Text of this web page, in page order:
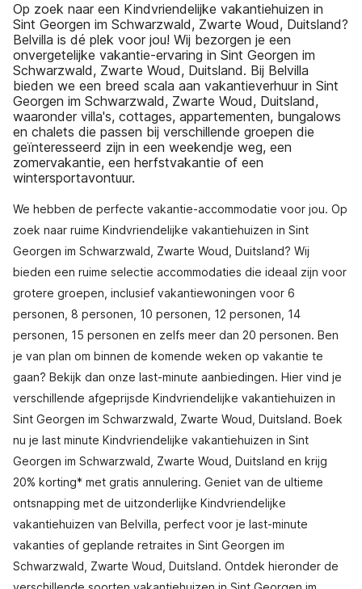
Op zoek naar een Kindvriendelijke vakantiehuizen in
Sint Georgen im Schwarzwald, Zwarte Woud, Duitsland?
Belvilla is dé plek voor jou! Wij bezorgen je een
onvergetelijke vakantie-ervaring in Sint Georgen im
Schwarzwald, Zwarte Woud, Duitsland. Bij Belvilla
bieden we een breed scala aan vakantieverhuur in Sint
Georgen im Schwarzwald, Zwarte Woud, Duitsland,
waaronder villa's, cottages, appartementen, bungalows
en chalets die passen bij verschillende groepen die
geïnteresseerd zijn in een weekendje weg, een
zomervakantie, een herfstvakantie of een
wintersportavontuur.
We hebben de perfecte vakantie-accommodatie voor jou. Op
zoek naar ruime Kindvriendelijke vakantiehuizen in Sint
Georgen im Schwarzwald, Zwarte Woud, Duitsland? Wij
bieden een ruime selectie accommodaties die ideaal zijn voor
grotere groepen, inclusief vakantiewoningen voor 6
personen, 8 personen, 10 personen, 12 personen, 14
personen, 15 personen en zelfs meer dan 20 personen. Ben
je van plan om binnen de komende weken op vakantie te
gaan? Bekijk dan onze last-minute aanbiedingen. Hier vind je
verschillende afgeprijsde Kindvriendelijke vakantiehuizen in
Sint Georgen im Schwarzwald, Zwarte Woud, Duitsland. Boek
nu je last minute Kindvriendelijke vakantiehuizen in Sint
Georgen im Schwarzwald, Zwarte Woud, Duitsland en krijg
20% korting* met gratis annulering. Geniet van de ultieme
ontsnapping met de uitzonderlijke Kindvriendelijke
vakantiehuizen van Belvilla, perfect voor je last-minute
vakanties of geplande retraites in Sint Georgen im
Schwarzwald, Zwarte Woud, Duitsland. Ontdek hieronder de